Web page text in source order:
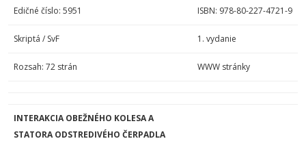
Edičné číslo: 5951 ISBN: 978-80-227-4721-9
Skriptá / SvF 1. vydanie
Rozsah: 72 strán WWW stránky
INTERAKCIA OBEŽNÉHO KOLESA A
STATORA ODSTREDIVÉHO ČERPADLA